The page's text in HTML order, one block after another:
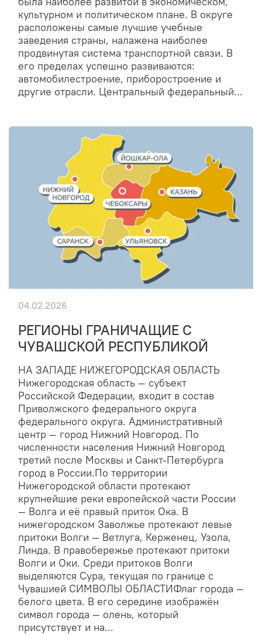
культурном и политическом плане. В округе
расположены самые лучшие учебные
заведения страны, налажена наиболее
продвинутая система транспортной связи. В
его пределах успешно развиваются:
автомобилестроение, приборостроение и
другие отрасли. Центральный федеральный...
РЕГИОНЫ ГРАНИЧАЩИЕ С
ЧУВАШСКОЙ РЕСПУБЛИКОЙ
НА ЗАПАДЕ НИЖЕГОРОДСКАЯ ОБЛАСТЬ
Нижегородская область — субъект
Российской Федерации, входит в состав
Приволжского федерального округа
федерального округа. Административный
центр — город Нижний Новгород. По
численности населения Нижний Новгород
третий после Москвы и Санкт-Петербурга
город в России.По территории
Нижегородской области протекают
крупнейшие реки европейской части России
— Волга и её правый приток Ока. В
нижегородском Заволжье протекают левые
притоки Волги — Ветлуга, Керженец, Узола,
Линда. В правобережье протекают притоки
Волги и Оки. Среди притоков Волги
выделяются Сура, текущая по границе с
Чувашией СИМВОЛЫ ОБЛАСТИФлаг города —
белого цвета. В его середине изображён
символ города — олень, который
присутствует и на...
04.02.2026